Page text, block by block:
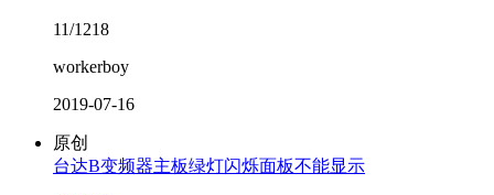
11/1218
workerboy
2019-07-16
原创
台达B变频器主板绿灯闪烁面板不能显示